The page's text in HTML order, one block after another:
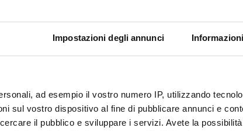
Impostazioni degli annunci
ad esempio il vostro numero IP, utilizzando
sul vostro dispositivo al fine di pubblicare annunci e
il pubblico e sviluppare i servizi. Avete la
SURNAME
COMPANY